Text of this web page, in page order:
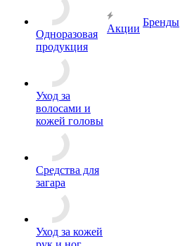
Одноразовая
продукция
Уход за
волосами и
кожей головы
Средства для
загара
Уход за кожей
Акции
Бренды